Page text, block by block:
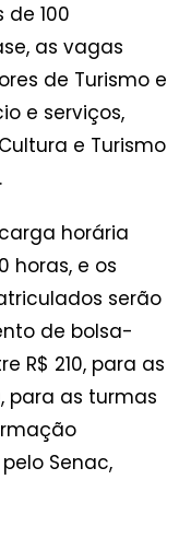
100
as vagas
de Turismo e
e serviços,
e Turismo
horária
horas, e os
serão
de bolsa-
R$ 210, para as
para as turmas
Senac,